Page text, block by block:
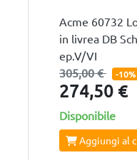
Acme 60732
in livrea DB
ep.V/VI
305,00 €
-10%
274,50 €
Disponibile
Aggiungi al